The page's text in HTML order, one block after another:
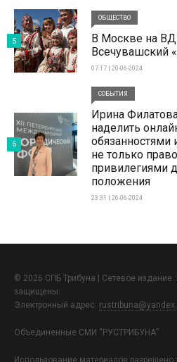
ОБЩЕСТВО
В Москве на
Всечувашский
07:17 | 20-06-2024
5
СОБЫТИЯ
Ирина
наделить
обязанностями
не только
привилегиями
положения
23:31 | 26-06-2024
6
© 2026 СПБ Трибуна | Сетевое издание.
защищены.
Электронный адрес:
Объединенные СМИ “РУСТРИБУНА”
Использование материалов разрешено